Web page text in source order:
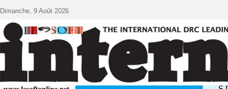
Dimanche, 9 Août 2026